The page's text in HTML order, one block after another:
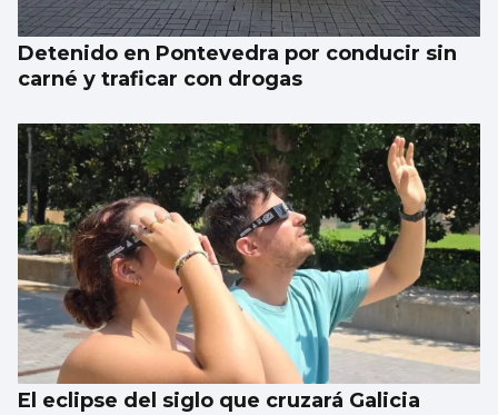
Detenido en Pontevedra por conducir sin
carné y traficar con drogas
El eclipse del siglo que cruzará Galicia